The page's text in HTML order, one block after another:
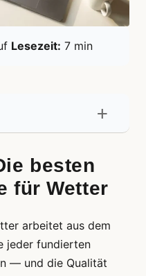
Lesezeit: 7 min
besten
für Wetter
arbeitet aus dem
jeder fundierten
— und die Qualität